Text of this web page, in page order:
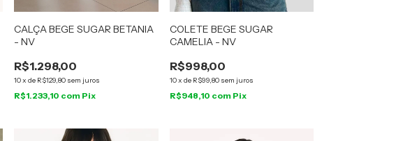
CALÇA BEGE SUGAR BETANIA
- NV
R$1.298,00
10xde R$129,80 sem juros
R$1.233,10 com Pix
COLETE BEGE SUGAR
CAMELIA - NV
R$998,00
10x de R$99,80 sem juros
R$948,10 com Pix